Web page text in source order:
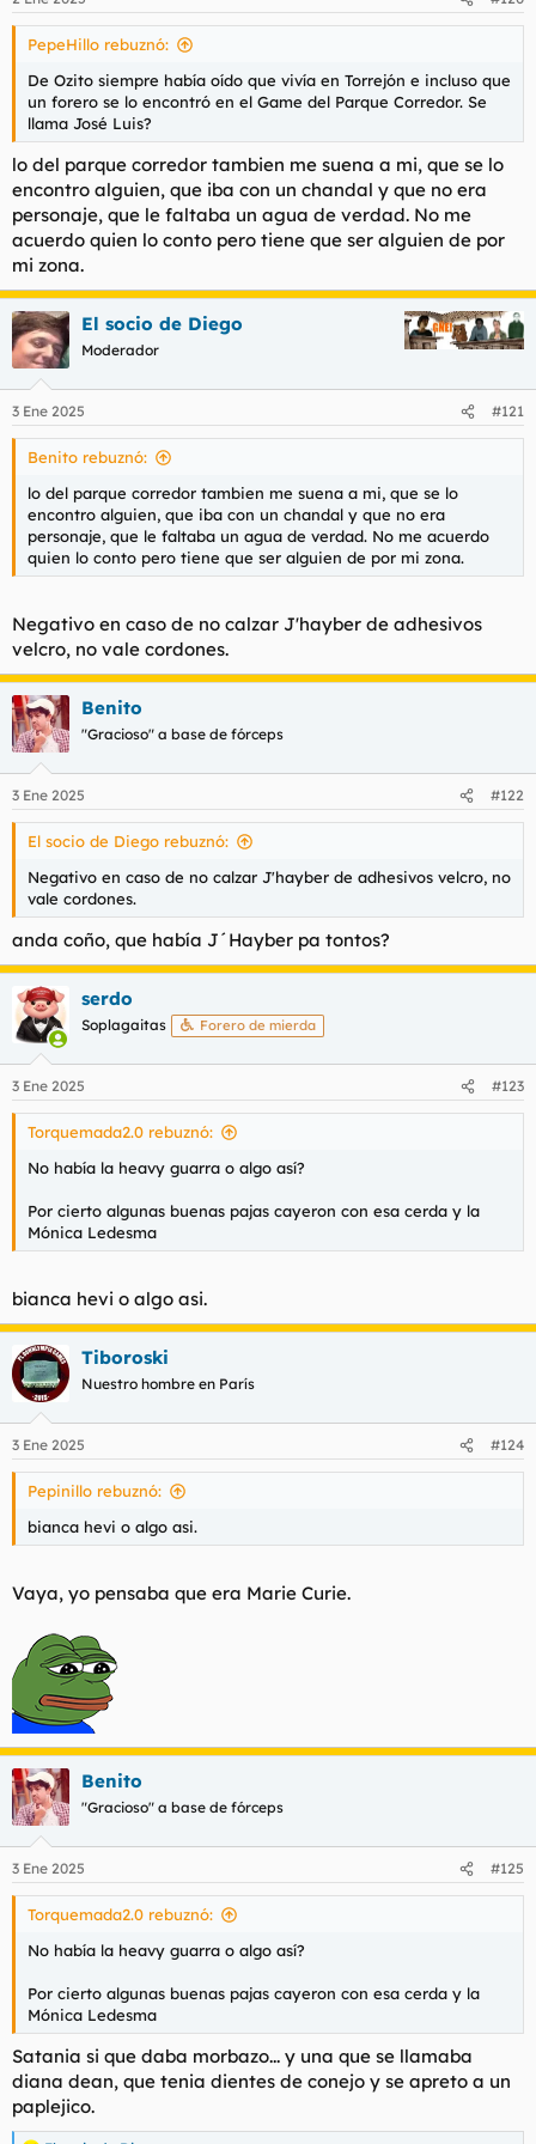
PepeHillo rebuznó:
De Ozito siempre había oído que vivía en Torrejón e incluso que
un forero se lo encontró en el Game del Parque Corredor. Se
llama José Luis?
lo del parque corredor tambien me suena a mi, que se lo
encontro alguien, que iba con un chandal y que no era
personaje, que le faltaba un agua de verdad. No me
acuerdo quien lo conto pero tiene que ser alguien de por
mi zona.
El socio de Diego
Moderador
3 Ene 2025 #121
Benito rebuznó:
lo del parque corredor tambien me suena a mi, que se lo
encontro alguien, que iba con un chandal y que no era
personaje, que le faltaba un agua de verdad. No me acuerdo
quien lo conto pero tiene que ser alguien de por mi zona.
Negativo en caso de no calzar J'hayber de adhesivos
velcro, no vale cordones.
Benito
"Gracioso" a base de fórceps
3 Ene 2025 #122
El socio de Diego rebuznó:
Negativo en caso de no calzar J'hayber de adhesivos velcro, no
vale cordones.
anda coño, que había J´Hayber pa tontos?
serdo
Soplagaitas Forero de mierda
3 Ene 2025 #123
Torquemada2.0 rebuznó:
No había la heavy guarra o algo así?
Por cierto algunas buenas pajas cayeron con esa cerda y la
Mónica Ledesma
bianca hevi o algo asi.
Tiboroski
Nuestro hombre en París
3 Ene 2025 #124
Pepinillo rebuznó:
bianca hevi o algo asi.
Vaya, yo pensaba que era Marie Curie.
Benito
"Gracioso" a base de fórceps
3 Ene 2025 #125
Torquemada2.0 rebuznó:
No había la heavy guarra o algo así?
Por cierto algunas buenas pajas cayeron con esa cerda y la
Mónica Ledesma
Satania si que daba morbazo... y una que se llamaba
diana dean, que tenia dientes de conejo y se apreto a un
paplejico.